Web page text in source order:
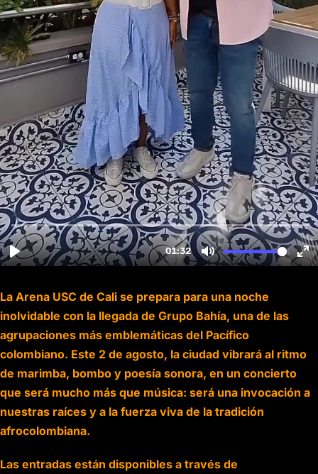
La Arena USC de Cali se prepara para una noche
inolvidable con la llegada de Grupo Bahía, una de las
agrupaciones más emblemáticas del Pacífico
colombiano. Este 2 de agosto, la ciudad vibrará al ritmo
de marimba, bombo y poesía sonora, en un concierto
que será mucho más que música: será una invocación a
nuestras raíces y a la fuerza viva de la tradición
afrocolombiana.
Las entradas están disponibles a través de